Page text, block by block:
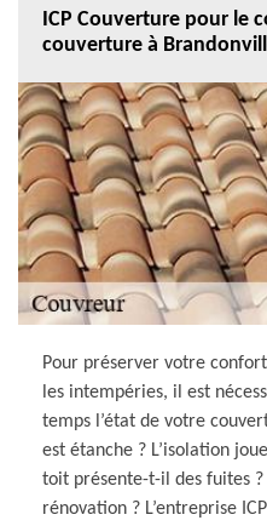
ICP Couverture pour le
couverture à
Pour préserver votre
les intempéries, il est
temps l’état de votre
est étanche ? L’isolation
toit présente-t-il des fuites ?
rénovation ? L’entreprise